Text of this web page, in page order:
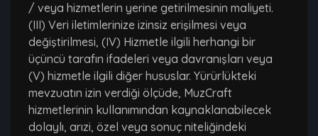
/ veya hizmetlerin yerine getirilmesinin maliyeti.
(III) Veri iletimlerinize izinsiz erişilmesi veya
değiştirilmesi, (IV) Hizmetle ilgili herhangi bir
üçüncü tarafın ifadeleri veya davranışları veya
(V) hizmetle ilgili diğer hususlar. Yürürlükteki
mevzuatın izin verdiği ölçüde, MuzCraft
hizmetlerinin kullanımından kaynaklanabilecek
dolaylı, arızi, özel veya sonuç niteliğindeki